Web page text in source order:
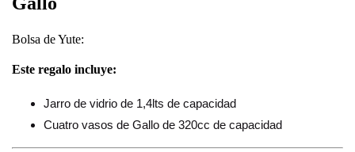
Bolsa de Yute:
Este regalo incluye:
Jarro de vidrio de 1,4lts de capacidad
Cuatro vasos de Gallo de 320cc de capacidad